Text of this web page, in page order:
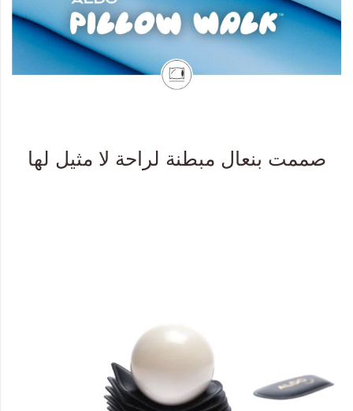
صممت بنعال مبطنة لراحة لا مثيل لها